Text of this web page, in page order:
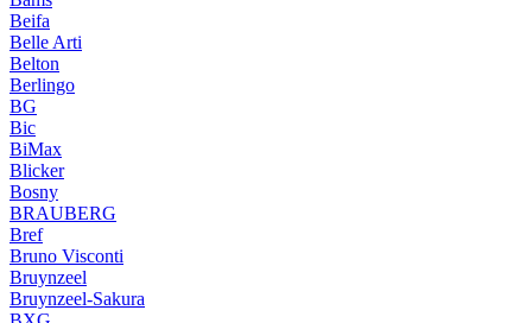
Beifa
Belle Arti
Belton
Berlingo
BG
Bic
BiMax
Blicker
Bosny
BRAUBERG
Bref
Bruno Visconti
Bruynzeel
Bruynzeel-Sakura